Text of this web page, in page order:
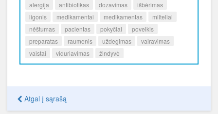
alergija antibiotikas dozavimas
išbėrimas
ligonis
medikamentai medikamentas
milteliai
nėštumas
pacientas pokyčiai
poveikis
preparatas
raumenis uždegimas
vairavimas
vaistai
viduriavimas žindyvė
Atgal į sąrašą